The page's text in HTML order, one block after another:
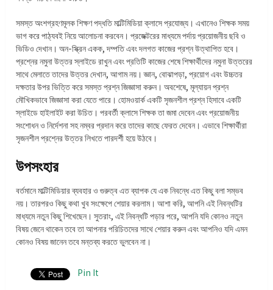
সমস্ত অংশগ্রহণমূলক শিক্ষণ পদ্ধতি মাল্টিমিডিয়া ক্লাসে প্রযোজ্য। এখানেও শিক্ষক সময়
ভাগ করে পাঠ্যবই নিয়ে আলোচনা করবেন। প্রজেক্টরের মাধ্যমে পর্দায় প্রয়োজনীয় ছবি ও
ভিডিও দেখান। অন-স্ক্রিন একক, দম্পতি এবং দলগত কাজের প্রশ্ন উত্থাপিত হবে।
প্রশ্নের নমুনা উত্তর স্লাইডে রাখুন এবং প্রতিটি কাজের শেষে শিক্ষার্থীদের নমুনা উত্তরের
সাথে মেলাতে তাদের উত্তর দেখান, আগাম নয়। জ্ঞান, বোঝাপড়া, প্রয়োগ এবং উচ্চতর
দক্ষতার উপর ভিত্তি করে সমস্ত প্রশ্ন জিজ্ঞাসা করুন। অবশেষে, মূল্যায়ন প্রশ্ন
মৌখিকভাবে জিজ্ঞাসা করা যেতে পারে। হোমওয়ার্ক একটি সৃজনশীল প্রশ্ন হিসাবে একটি
স্লাইডে হাইলাইট করা উচিত। পরবর্তী ক্লাসে শিক্ষক তা জমা দেবেন এবং প্রয়োজনীয়
সংশোধন ও নির্দেশনা সহ নম্বর প্রদান করে তাদের কাছে ফেরত দেবেন। এভাবে শিক্ষার্থীরা
সৃজনশীল প্রশ্নের উত্তর লিখতে পারদর্শী হয়ে উঠবে।
উপসংহার
বর্তমানে মাল্টিমিডিয়ার ব্যবহার ও গুরুত্ব এত ব্যাপক যে এক নিবন্ধে এত কিছু বলা সম্ভব
নয়। তারপরও কিছু কথা খুব সংক্ষেপে শেয়ার করলাম। আশা করি, আপনি এই নিবন্ধটির
মাধ্যমে নতুন কিছু শিখেছেন। সুতরাং, এই নিবন্ধটি পড়ার পরে, আপনি যদি কোনও নতুন
বিষয় জেনে থাকেন তবে তা আপনার পরিচিতদের সাথে শেয়ার করুন এবং আপনিও যদি এমন
কোনও বিষয় জানেন তবে মন্তব্য করতে ভুলবেন না।
Pin It